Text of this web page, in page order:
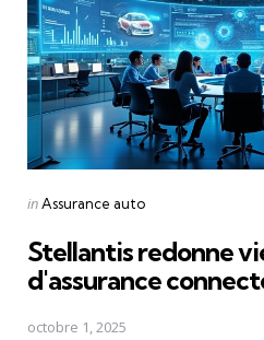
Posted
inAssurance auto
Stellantis redonne
d'assurance
octobre 1, 2025